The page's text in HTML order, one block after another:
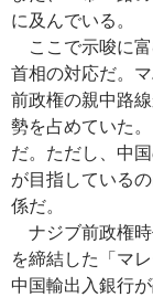
に及んでいる。
ここで示唆に富
首相の対応だ。
前政権の親中路
勢を占めていた
だ。ただし、中
が目指している
係だ。
ナジブ前政権時
を締結した「マ
中国輸出入銀行